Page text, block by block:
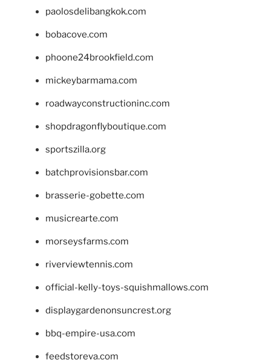
paolosdelibangkok.com
bobacove.com
phoone24brookfield.com
mickeybarmama.com
roadwayconstructioninc.com
shopdragonflyboutique.com
sportszilla.org
batchprovisionsbar.com
brasserie-gobette.com
musicrearte.com
morseysfarms.com
riverviewtennis.com
official-kelly-toys-squishmallows.com
displaygardenonsuncrest.org
bbq-empire-usa.com
feedstoreva.com